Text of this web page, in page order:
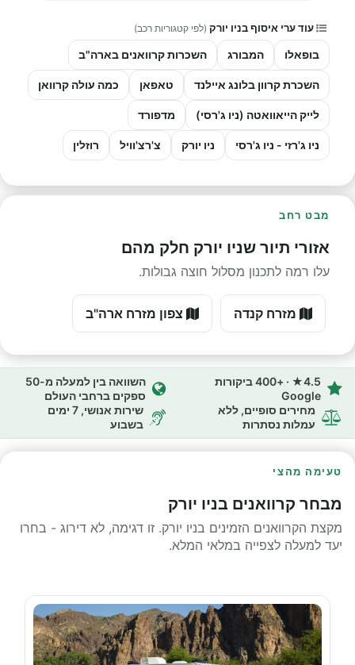
עוד ערי איסוף בניו יורק (לפי קטגוריות רכב)
בופאלו המבורג השכרות קרוואנים בארה"ב
השכרת קרוון בלונג איילנד טאפאן כמה עולה קרוואן
לייק הייאוואטה (ניו ג'רסי) מדפורד
ניו ג'רזי - ניו ג'רסי ניו יורק צ'רצ'וויל רוזלין
מבט רחב
אזורי תיור שניו יורק חלק מהם
עלו רמה לתכנון מסלול חוצה גבולות.
מזרח קנדה צפון מזרח ארה"ב
4.5★ · +400 ביקורות
Google
השוואה בין למעלה מ-50
ספקים ברחבי העולם
מחירים סופיים, ללא
עמלות נסתרות
שירות אנושי, 7 ימים
בשבוע
טעימה מהצי
מבחר קרוואנים בניו יורק
מקצת הקרוואנים הזמינים בניו יורק. זו דגימה, לא דירוג - בחרו
יעד למעלה לצפייה במלאי המלא.